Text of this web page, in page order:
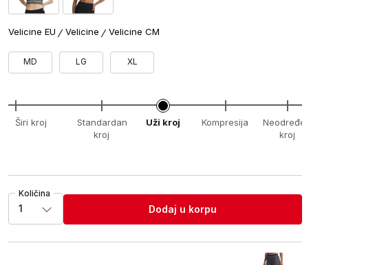
Velicine EU Velicine Velicine CM
MD LG XL
Širi kroj
Standardan
kroj
Uži kroj Kompresija
Neodređeni
kroj
Količina
1 Dodaj u korpu